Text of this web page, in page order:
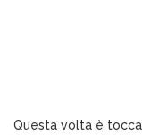
Questa volta è